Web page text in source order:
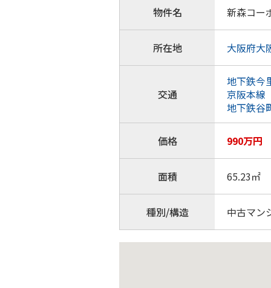
物件名 新森コー
所在地 大阪府大
交通
地下鉄今
京阪本線
地下鉄谷
価格 990万円
面積 65.23㎡
種別/構造 中古マン